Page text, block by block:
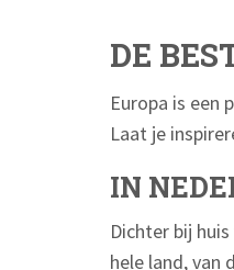
DE
Europa is een
Laat je
IN
Dichter bij
hele land, van